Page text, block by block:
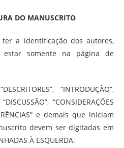
DO MANUSCRITO
a identificação dos autores,
estar somente na página de
“INTRODUÇÃO”,
“CONSIDERAÇÕES
e demais que iniciam
devem ser digitadas em
À ESQUERDA.